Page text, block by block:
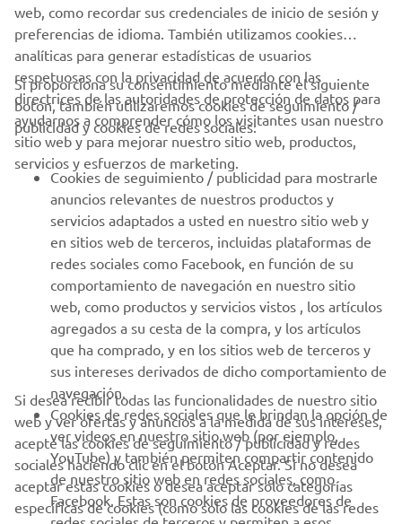
CORPORATIVO
PROFESIONALES
MÁS YAMAHA
AYUDA
BOLETÍN DE NOTICIAS
Sé el primero en enterarte de las últimas ofertas, eventos
especiales, novedades
SUSCRÍBETE
web, como recordar sus credenciales de inicio de sesión y
preferencias de idioma. También utilizamos cookies
analíticas para generar estadísticas de usuarios
respetuosas con la privacidad de acuerdo con las
directrices de las autoridades de protección de datos para
ayudarnos a comprender cómo los visitantes usan nuestro
sitio web y para mejorar nuestro sitio web, productos,
servicios y esfuerzos de marketing.
Si proporciona su consentimiento mediante el siguiente
botón, también utilizaremos cookies de seguimiento /
publicidad y cookies de redes sociales:
Cookies de seguimiento / publicidad para mostrarle
anuncios relevantes de nuestros productos y
servicios adaptados a usted en nuestro sitio web y
en sitios web de terceros, incluidas plataformas de
redes sociales como Facebook, en función de su
comportamiento de navegación en nuestro sitio
web, como productos y servicios vistos , los artículos
agregados a su cesta de la compra, y los artículos
que ha comprado, y en los sitios web de terceros y
sus intereses derivados de dicho comportamiento de
navegación.
Cookies de redes sociales que le brindan la opción de
ver videos en nuestro sitio web (por ejemplo,
YouTube) y también permiten compartir contenido
de nuestro sitio web en redes sociales, como
Facebook. Estas son cookies de proveedores de
Si desea recibir todas las funcionalidades de nuestro sitio
web y ver ofertas y anuncios a la medida de sus intereses,
acepte las cookies de seguimiento / publicidad y redes
sociales haciendo clic en el botón Aceptar. Si no desea
aceptar estas cookies o desea aceptar solo categorías
específicas de cookies (como solo las cookies de las redes